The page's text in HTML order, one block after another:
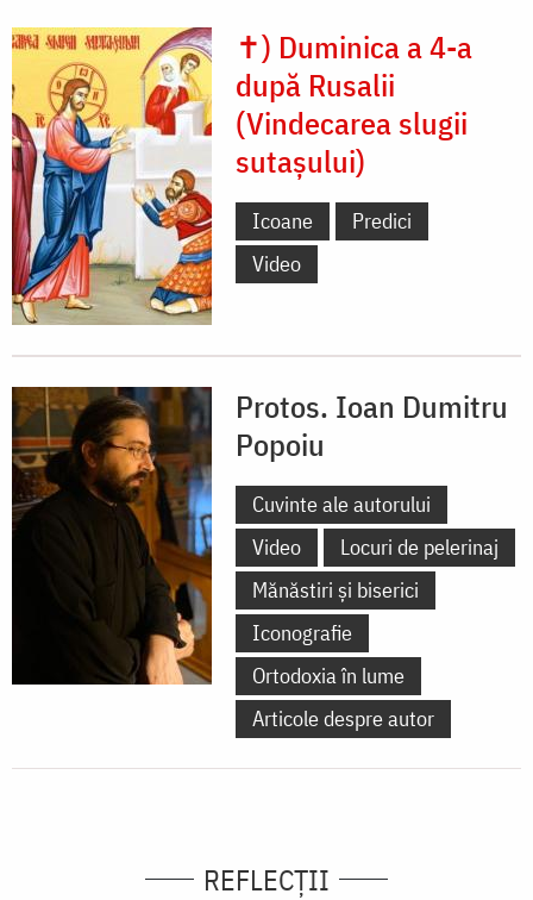
✝) Duminica a 4-a
după Rusalii
(Vindecarea slugii
sutașului)
Icoane
Predici
Video
Protos. Ioan Dumitru
Popoiu
Cuvinte ale autorului
Video
Locuri de pelerinaj
Mănăstiri și biserici
Iconografie
Ortodoxia în lume
Articole despre autor
REFLECȚII